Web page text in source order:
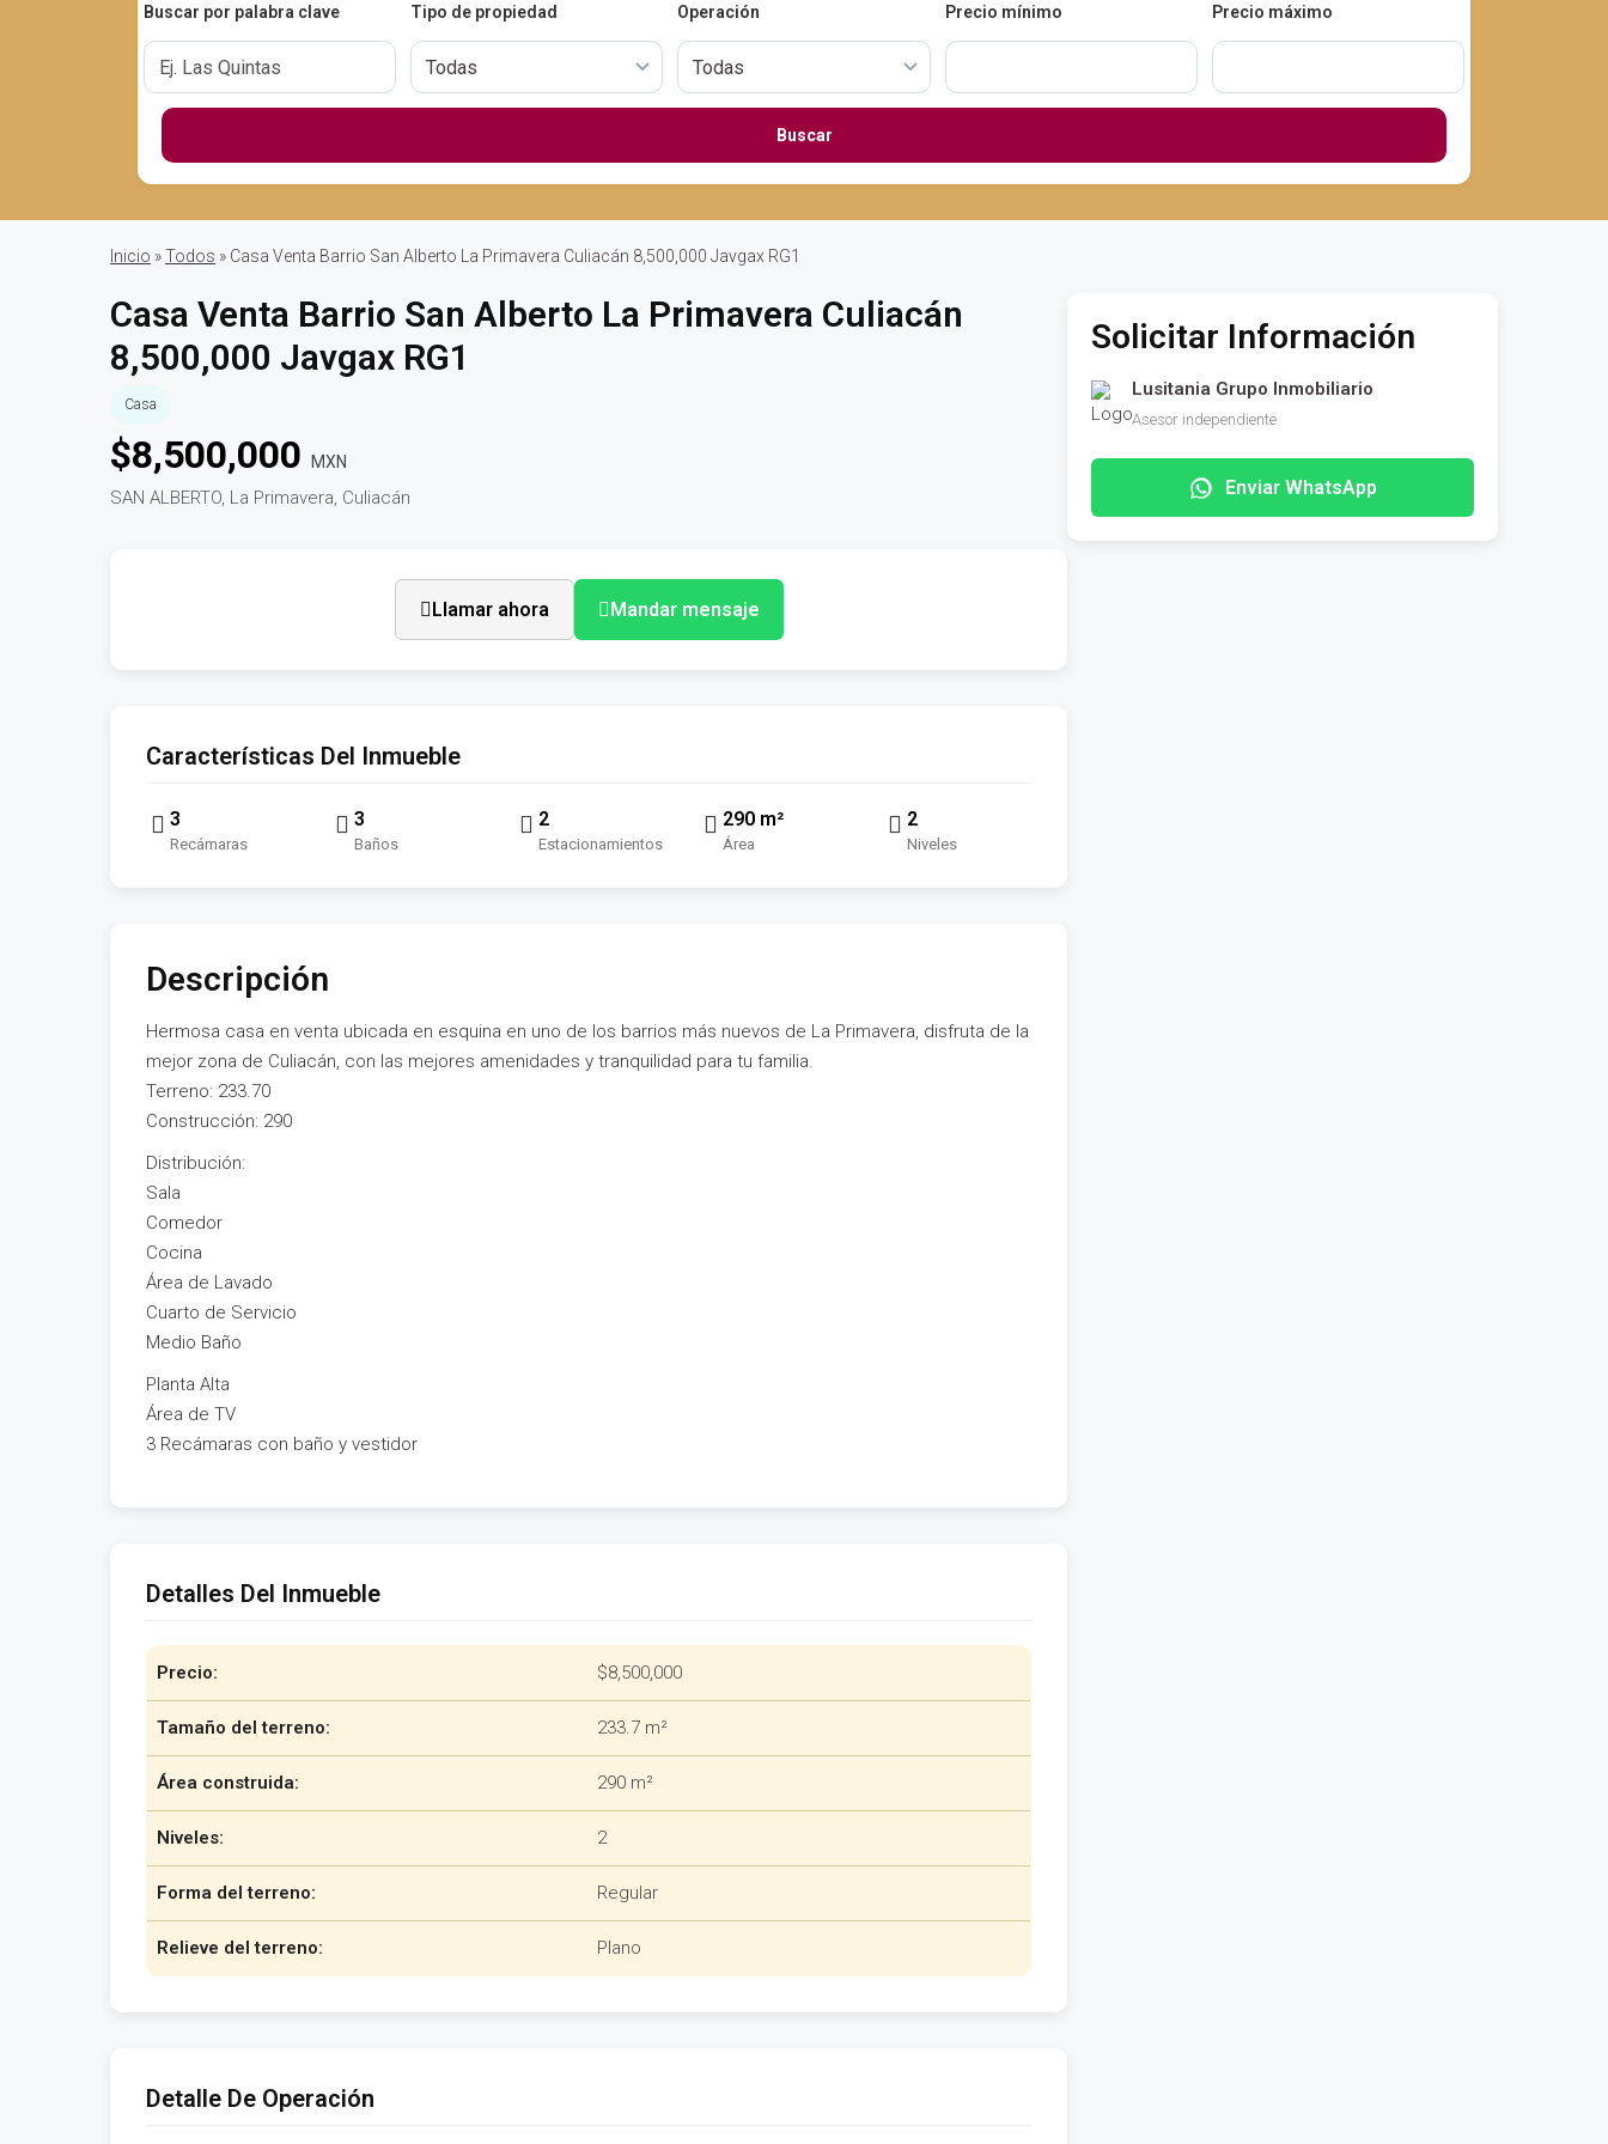
Buscar por palabra clave Tipo de propiedad Operación Precio mínimo Precio máximo
Buscar
Inicio »Todos » Casa Venta Barrio San Alberto La Primavera Culiacán 8,500,000 Javgax RG1
Casa Venta Barrio San Alberto La Primavera Culiacán
8,500,000 Javgax RG1
Casa
$8,500,000 MXN
SAN ALBERTO, La Primavera, Culiacán
Llamar ahora Mandar mensaje
Características Del Inmueble
3
Recámaras
3
Baños
2
Estacionamientos
290 m²
Área
2
Niveles
Descripción
Hermosa casa en venta ubicada en esquina en uno de los barrios más nuevos de La Primavera, disfruta de la
mejor zona de Culiacán, con las mejores amenidades y tranquilidad para tu familia.
Terreno: 233.70
Construcción: 290
Distribución:
Sala
Comedor
Cocina
Área de Lavado
Cuarto de Servicio
Medio Baño
Planta Alta
Área de TV
3 Recámaras con baño y vestidor
Detalles Del Inmueble
Precio: $8,500,000
Tamaño del terreno: 233.7 m²
Área construida: 290 m²
Niveles: 2
Forma del terreno: Regular
Relieve del terreno: Plano
Detalle De Operación
Solicitar Información
Lusitania Grupo Inmobiliario
Asesor independiente
Enviar WhatsApp